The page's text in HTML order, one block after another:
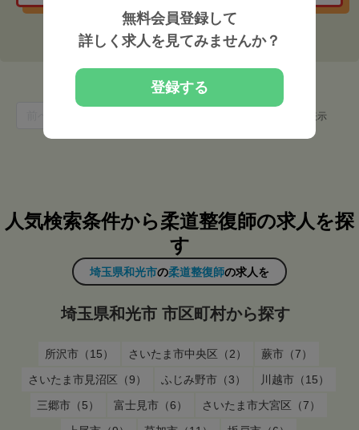
件中 1 〜 1 件を表示
人気検索条件から柔道整復師の求人を探
す
埼玉県和光市の柔道整復師の求人を
埼玉県和光市 市区町村から探す
所沢市（15） さいたま市中央区（2）
蕨市（7）
さいたま市見沼区（9）
ふじみ野市（3）
川越市（15）
三郷市（5）
富士見市（6）
さいたま市大宮区（7）
無料会員登録して
詳しく求人を見てみませんか？
登録する